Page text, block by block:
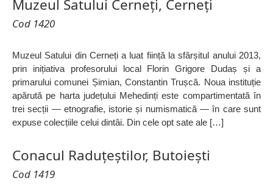
Muzeul Satului Cerneți, Cerneți
Cod 1420
Muzeul Satului din Cerneți a luat ființă la sfârșitul anului 2013,
prin inițiativa profesorului local Florin Grigore Dudaș și a
primarului comunei Șimian, Constantin Trușcă. Noua instituție
apărută pe harta județului Mehedinți este compartimentată în
trei secții — etnografie, istorie și numismatică — în care sunt
expuse colecțiile celui dintâi. Din cele opt sate ale […]
Conacul Raduțeștilor, Butoiești
Cod 1419